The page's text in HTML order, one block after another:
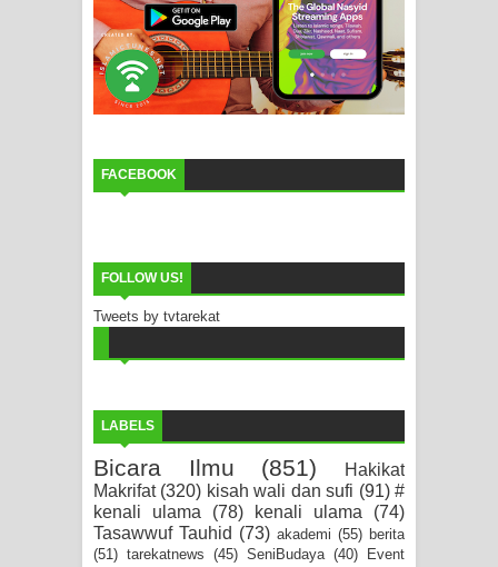
FACEBOOK
FOLLOW US!
Tweets by tvtarekat
LABELS
Bicara Ilmu (851)
Hakikat
Makrifat (320) kisah wali dan sufi (91) #
kenali ulama
(78) kenali ulama
(74)
Tasawwuf Tauhid (73) akademi (55) berita
(51) tarekatnews (45) SeniBudaya (40)
Event